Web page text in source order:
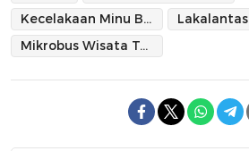
Kecelakaan Minu Bus
Lakalantas
Mikrobus Wisata Terguling